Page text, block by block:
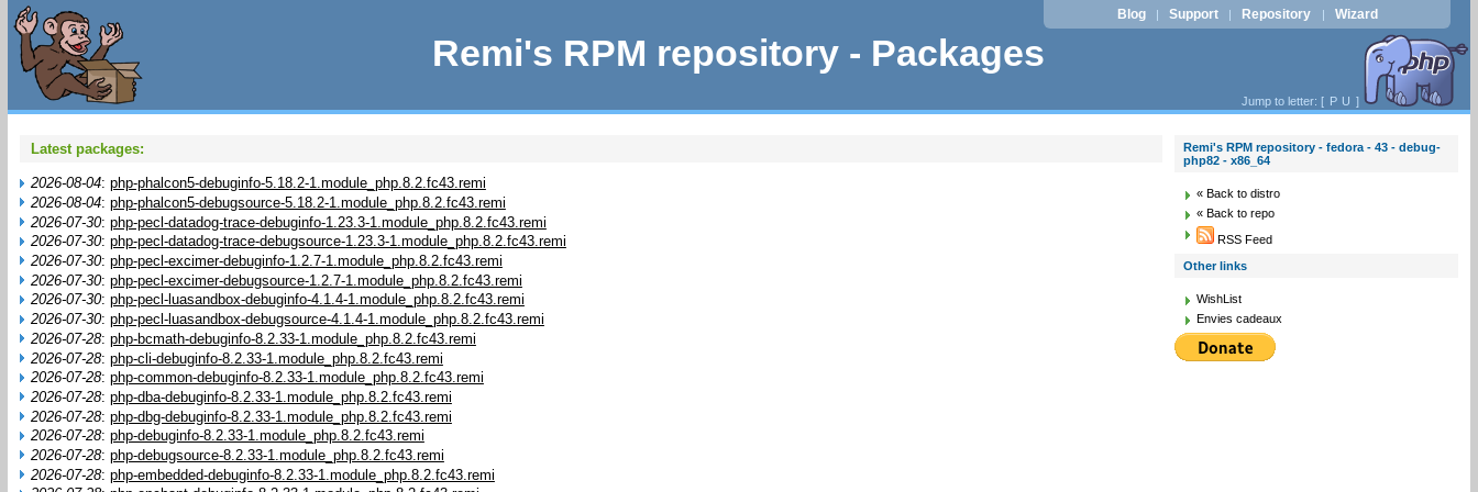
Remi's RPM repository - Packages
Blog | Support | Repository | Wizard
Jump to letter: [ P U ]
Latest packages:
2026-08-04: php-phalcon5-debuginfo-5.18.2-1.module_php.8.2.fc43.remi
2026-08-04: php-phalcon5-debugsource-5.18.2-1.module_php.8.2.fc43.remi
2026-07-30: php-pecl-datadog-trace-debuginfo-1.23.3-1.module_php.8.2.fc43.remi
2026-07-30: php-pecl-datadog-trace-debugsource-1.23.3-1.module_php.8.2.fc43.remi
2026-07-30: php-pecl-excimer-debuginfo-1.2.7-1.module_php.8.2.fc43.remi
2026-07-30: php-pecl-excimer-debugsource-1.2.7-1.module_php.8.2.fc43.remi
2026-07-30: php-pecl-luasandbox-debuginfo-4.1.4-1.module_php.8.2.fc43.remi
2026-07-30: php-pecl-luasandbox-debugsource-4.1.4-1.module_php.8.2.fc43.remi
2026-07-28: php-bcmath-debuginfo-8.2.33-1.module_php.8.2.fc43.remi
2026-07-28: php-cli-debuginfo-8.2.33-1.module_php.8.2.fc43.remi
2026-07-28: php-common-debuginfo-8.2.33-1.module_php.8.2.fc43.remi
2026-07-28: php-dba-debuginfo-8.2.33-1.module_php.8.2.fc43.remi
2026-07-28: php-dbg-debuginfo-8.2.33-1.module_php.8.2.fc43.remi
2026-07-28: php-debuginfo-8.2.33-1.module_php.8.2.fc43.remi
2026-07-28: php-debugsource-8.2.33-1.module_php.8.2.fc43.remi
2026-07-28: php-embedded-debuginfo-8.2.33-1.module_php.8.2.fc43.remi
Remi's RPM repository - fedora - 43 - debug-
php82 - x86_64
« Back to distro
« Back to repo
RSS Feed
Other links
WishList
Envies cadeaux